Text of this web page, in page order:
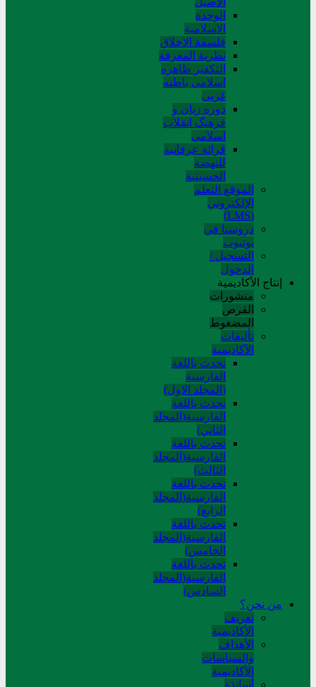
الوحدة
الاسلامیة
فلسفة الاخلاق
نظریة المعرفة
التکفیر ظاهره
اسلامی باطنه
غربی
دوره زبان و
فرهنگ انقلاب
اسلامی
قرائة عرفانیة
للنهضة
الحسینیة
الموقع التعلم
الإلکتروني
(LMS)
دروسنا في
يوتيوب
التسجيل /
الدخول
إنتاج الأكاديمية
منشورات
القرص
المضغوط
تألیفات
الآکادیمیة
تحدث باللغة
الفارسية
(المجلد الاول)
تحدث باللغة
الفارسية(المجلد
الثاني)
تحدث باللغة
الفارسية(المجلد
الثالث)
تحدث باللغة
الفارسية(المجلد
الرابع)
تحدث باللغة
الفارسية(المجلد
الخامس)
تحدث باللغة
الفارسية(المجلد
السادس)
من نحن؟
تعريف
الأكاديمية
الأهداف
والسياسات
الأكاديمية
أساتذة